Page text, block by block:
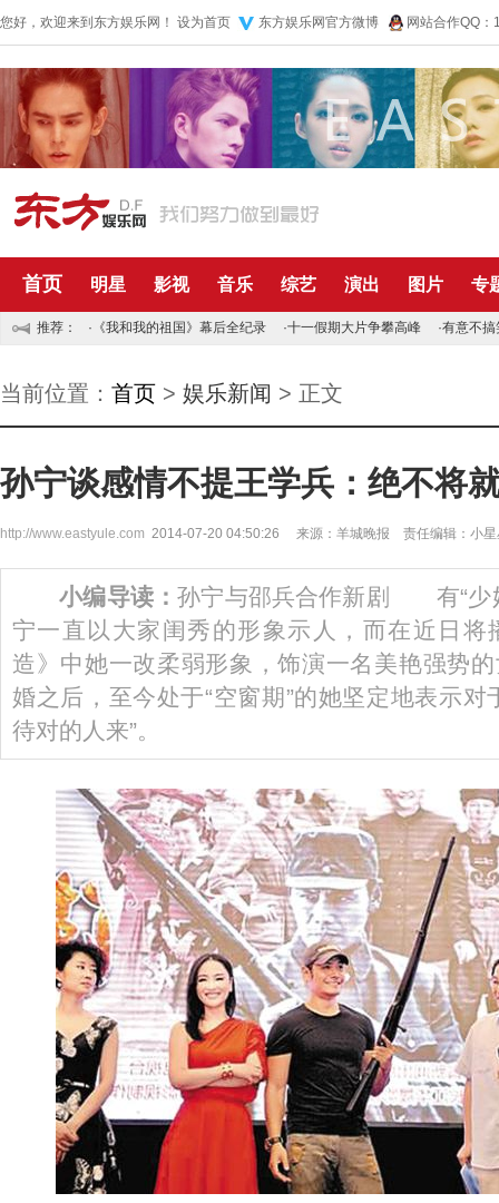
您好，欢迎来到东方娱乐网！ 设为首页 东方娱乐网官方微博 网站合作QQ
首页 明星 影视 音乐 综艺 演出 图片 专
推荐： · 《我和我的祖国》幕后全纪录 ·十一假期大片争攀高峰 ·有意不搞
当前位置： 首页 > 娱乐新闻 > 正文
孙宁谈感情不提王学兵：绝不将
http://www.eastyule.com 2014-07-20 04:50:26 来源：羊城晚报 责任编辑：小星
小编导读：孙宁与邵兵合作新剧 有“少
宁一直以大家闺秀的形象示人，而在近日将
造》中她一改柔弱形象，饰演一名美艳强势
婚之后，至今处于“空窗期”的她坚定地表示对
待对的人来”。